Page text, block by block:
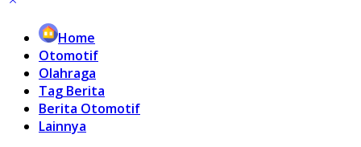
Home
Otomotif
Olahraga
Tag Berita
Berita Otomotif
Lainnya